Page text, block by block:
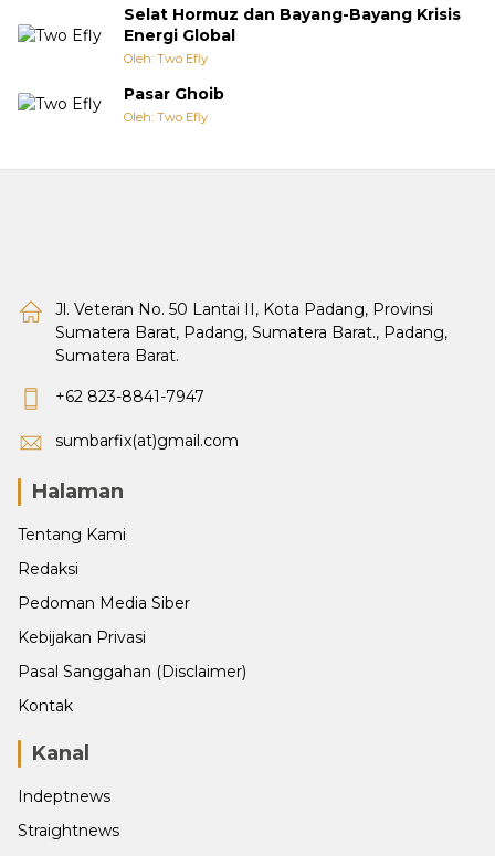
Selat Hormuz dan Bayang-Bayang Krisis
Energi Global
Oleh: Two Efly
Pasar Ghoib
Oleh: Two Efly
Jl. Veteran No. 50 Lantai II, Kota Padang, Provinsi
Sumatera Barat, Padang, Sumatera Barat., Padang,
Sumatera Barat.
+62 823-8841-7947
sumbarfix(at)gmail.com
Halaman
Tentang Kami
Redaksi
Pedoman Media Siber
Kebijakan Privasi
Pasal Sanggahan (Disclaimer)
Kontak
Kanal
Indeptnews
Straightnews